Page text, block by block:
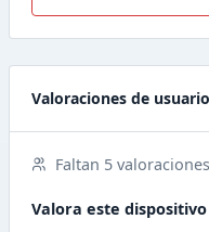
Valoraciones de
Faltan 5
Valora este dispositivo